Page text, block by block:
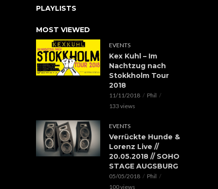
PLAYLISTS
MOST VIEWED
EVENTS
Kex Kuhl – Im
Nachtzug nach
Stokkholm Tour
2018
11/11/2018
Phil
133 views
EVENTS
Verrückte Hunde &
Lorenz Live //
20.05.2018 // SOHO
STAGE AUGSBURG
05/05/2018
Phil
100 views